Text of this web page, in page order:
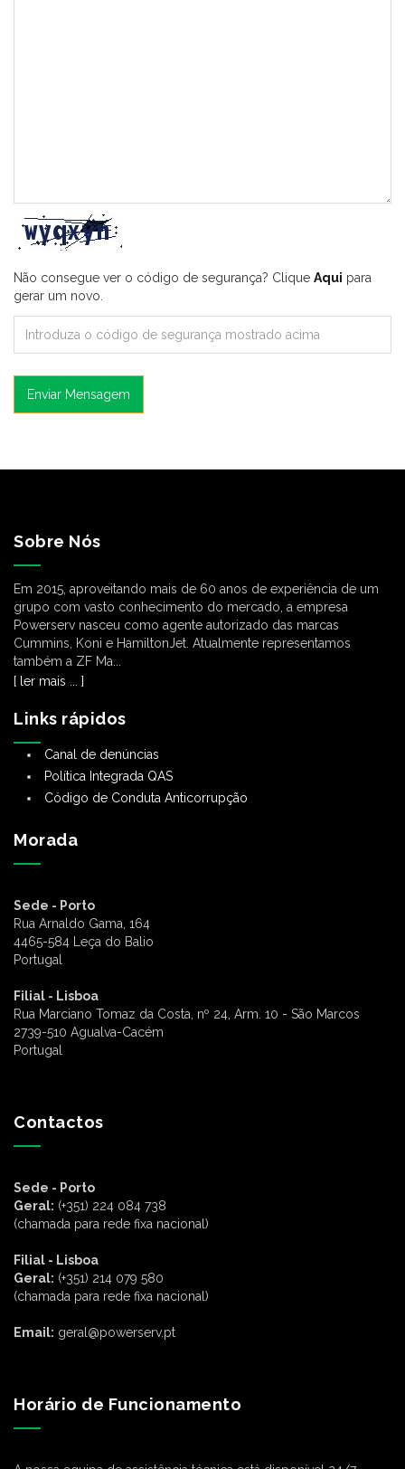
Não consegue ver o código de segurança? Clique Aqui para
gerar um novo.
Enviar Mensagem
Sobre Nós
Em 2015, aproveitando mais de 60 anos de experiência de um
grupo com vasto conhecimento do mercado, a empresa
Powerserv nasceu como agente autorizado das marcas
Cummins, Koni e HamiltonJet. Atualmente representamos
também a ZF Ma...
[ ler mais ... ]
Links rápidos
Canal de denúncias
Política Integrada QAS
Código de Conduta Anticorrupção
Morada
Sede - Porto
Rua Arnaldo Gama, 164
4465-584 Leça do Balio
Portugal
Filial - Lisboa
Rua Marciano Tomaz da Costa, nº 24, Arm. 10 - São Marcos
2739-510 Agualva-Cacém
Portugal
Contactos
Sede - Porto
Geral: (+351) 224 084 738
(chamada para rede fixa nacional)
Filial - Lisboa
Geral: (+351) 214 079 580
(chamada para rede fixa nacional)
Email: geral@powerserv.pt
Horário de Funcionamento